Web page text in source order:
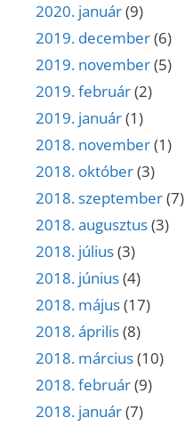
2020. január(9)
2019. december(6)
2019. november(5)
2019. február(2)
2019. január(1)
2018. november(1)
2018. október(3)
2018. szeptember(7)
2018. augusztus(3)
2018. július(3)
2018. június(4)
2018. május(17)
2018. április(8)
2018. március(10)
2018. február(9)
2018. január(7)